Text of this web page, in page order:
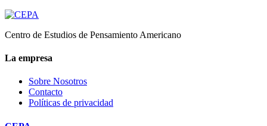
Centro de Estudios de Pensamiento Americano
La empresa
Sobre Nosotros
Contacto
Políticas de privacidad